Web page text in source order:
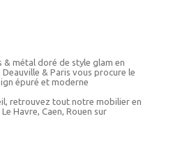
& métal doré de style glam en
& Paris vous procure le
épuré et moderne
retrouvez tout notre mobilier en
Havre, Caen, Rouen sur